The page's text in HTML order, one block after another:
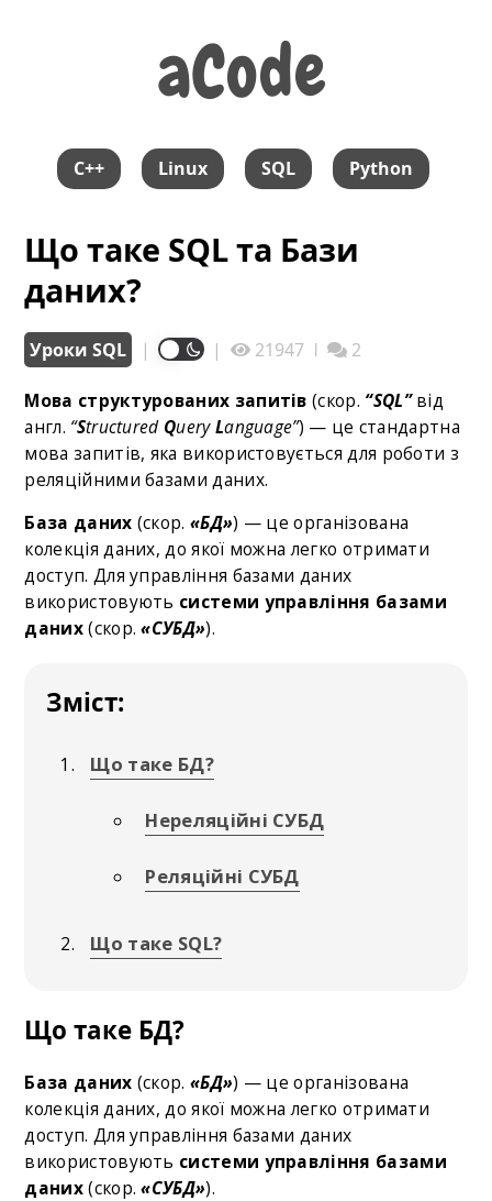
aCode
aCode
C++ Linux SQL Python
Що таке SQL та Бази
даних?
Уроки SQL | | 21947 ǀ 2
Мова структурованих запитів (скор. “SQL”від
англ. “Structured QueryLanguage”) — це стандартна
мова запитів, яка використовується для роботи з
реляційними базами даних.
База даних (скор. «БД») — це організована
колекція даних, до якої можна легко отримати
доступ. Для управління базами даних
використовують системи управління базами
даних(скор.«СУБД»).
Зміст:
Що таке БД?
Нереляційні СУБД
Реляційні СУБД
Що таке SQL?
Що таке БД?
База даних (скор. «БД») — це організована
колекція даних, до якої можна легко отримати
доступ. Для управління базами даних
використовують системи управління базами
даних(скор.«СУБД»).